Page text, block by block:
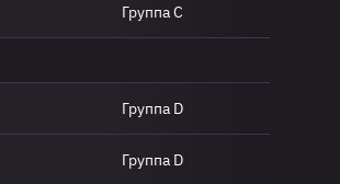
Группа C
Группа D
Группа D